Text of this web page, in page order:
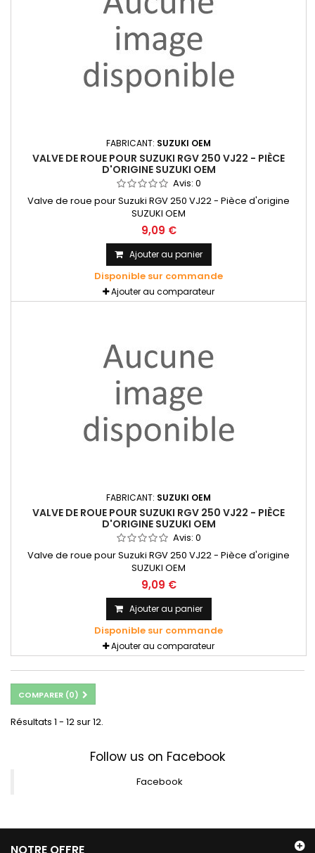
FABRICANT: SUZUKI OEM
VALVE DE ROUE POUR SUZUKI RGV 250 VJ22 - PIÈCE
D'ORIGINE SUZUKI OEM
Avis: 0
Valve de roue pour Suzuki RGV 250 VJ22 - Pièce d'origine
SUZUKI OEM
9,09 €
Ajouter au panier
Disponible sur commande
Ajouter au comparateur
FABRICANT: SUZUKI OEM
VALVE DE ROUE POUR SUZUKI RGV 250 VJ22 - PIÈCE
D'ORIGINE SUZUKI OEM
Avis: 0
Valve de roue pour Suzuki RGV 250 VJ22 - Pièce d'origine
SUZUKI OEM
9,09 €
Ajouter au panier
Disponible sur commande
Ajouter au comparateur
COMPARER (0)
Résultats 1 - 12 sur 12.
Follow us on Facebook
Facebook